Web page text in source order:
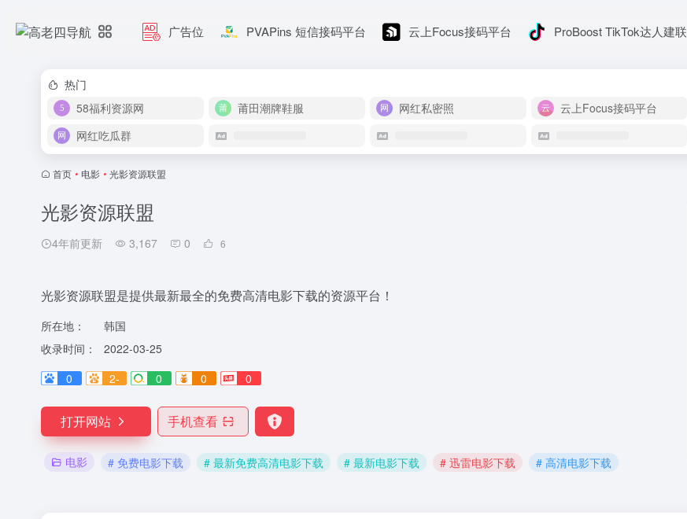
广告位 PVAPins 短信接码平台 云上Focus接码平台 ProBoost TikTok达人建联
热门
58福利资源网
莆田潮牌鞋服 网红私密照 云上Focus接码平台
网红吃瓜群
首页 • 电影 • 光影资源联盟
光影资源联盟
4年前更新 3,167 0 6
光影资源联盟是提供最新最全的免费高清电影下载的资源平台！
所在地：
韩国
收录时间：
2022-03-25
0
2- 0 0 0
打开网站 手机查看
电影 # 免费电影下载 # 最新免费高清电影下载 # 最新电影下载 # 迅雷电影下载 # 高清电影下载